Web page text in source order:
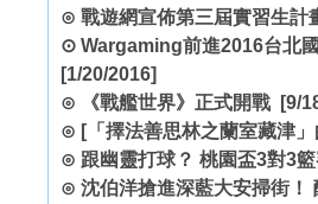
⊙ 戰遊網宣佈第三屆實習生計
⊙ Wargaming前進2016台北
[1/20/2016]
⊙
《戰艦世界》正式開戰 [9/
⊙ [「擇法善思林之蘭室藏津
⊙ 跟幽靈打球？ 桃園盃3對3
⊙ 沈伯洋搶進深藍大安掃街！